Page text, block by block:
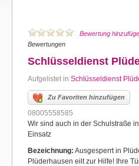
Bewertung
Bewertungen
Schlüsseldienst
Aufgelistet in Schlüsseldienst
Zu Favoriten hinzufügen
08005558585
Wir sind auch in der Schulstraße
Einsatz
Bezeichnung: Ausgesperrt in
Plüderhausen eilt zur Hilfe! Ihre